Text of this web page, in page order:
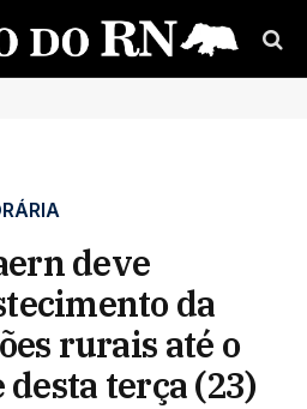
deve
da
rurais até o
terça (23)